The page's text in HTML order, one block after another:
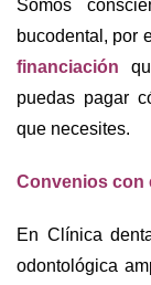
Somos
bucodental, por
financiación
puedas pagar
que necesites.
Convenios con
En Clínica
odontológica